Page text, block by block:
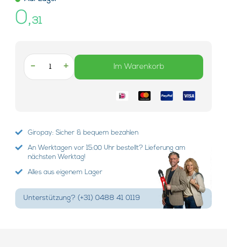
0,31
- + Im Warenkorb
Giropay: Sicher & bequem bezahlen
An Werktagen vor 15:00 Uhr bestellt? Lieferung am
nächsten Werktag!
Alles aus eigenem Lager
Unterstützung? (+31) 0488 41 0119